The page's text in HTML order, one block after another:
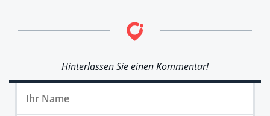
Hinterlassen Sie einen Kommentar!